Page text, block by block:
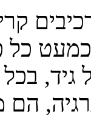
כמעט
הם